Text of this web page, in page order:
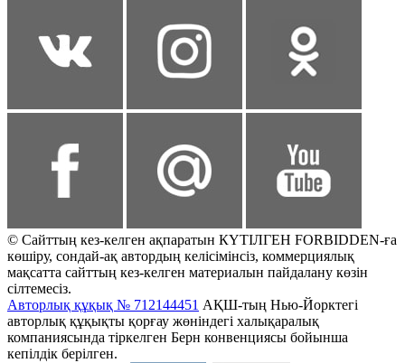
© Сайттың кез-келген ақпаратын КҮТІЛГЕН FORBIDDEN-ға
көшіру, сондай-ақ автордың келісімінсіз, коммерциялық
мақсатта сайттың кез-келген материалын пайдалану көзін
сілтемесіз.
Авторлық құқық № 712144451 АҚШ-тың Нью-Йорктегі
авторлық құқықты қорғау жөніндегі халықаралық
компаниясында тіркелген Берн конвенциясы бойынша
кепілдік берілген.